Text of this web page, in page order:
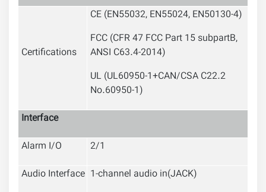
Certifications
CE (EN55032, EN55024, EN50130-4)
FCC (CFR 47 FCC Part 15 subpartB,
ANSI C63.4-2014)
UL (UL60950-1+CAN/CSA C22.2
No.60950-1)
Interface
Alarm I/O
2/1
Audio Interface 1-channel audio in(JACK)